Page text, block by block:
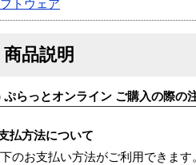
トウェア
商品説明
ぷらっとオンライン ご購入の際の
払方法について
のお支払い方法がご利用できます